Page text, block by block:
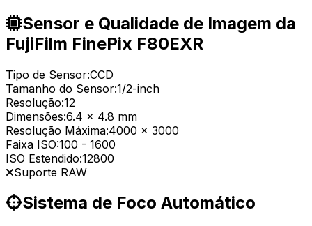
Sensor e Qualidade de Imagem da
FujiFilm FinePix F80EXR
Tipo de Sensor:CCD
Tamanho do Sensor:1/2-inch
Resolução:12
Dimensões:6.4 x 4.8 mm
Resolução Máxima:4000 x 3000
Faixa ISO:100 - 1600
ISO Estendido:12800
Suporte RAW
Sistema de Foco Automático